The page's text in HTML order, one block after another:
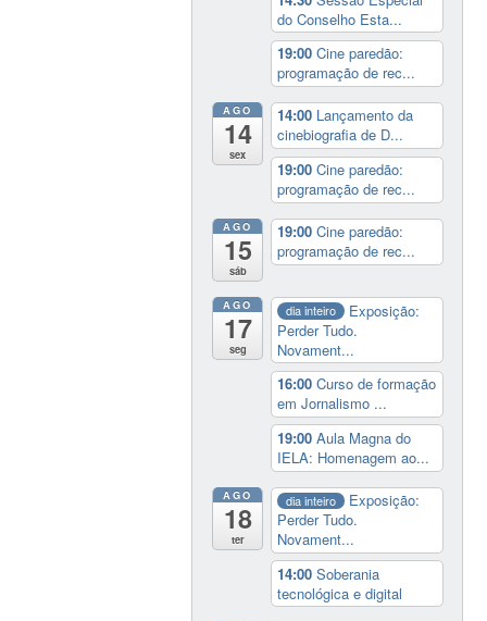
do Conselho Esta...
19:00Cine paredão:
programação de rec...
AGO
14
sex
14:00 Lançamento da
cinebiografia de D...
19:00Cine paredão:
programação de rec...
AGO
15
sáb
19:00Cine paredão:
programação de rec...
AGO
17
seg
dia inteiro
Exposição:
Perder Tudo.
Novament...
16:00Curso de formação
em Jornalismo ...
19:00Aula Magna do
IELA: Homenagem ao...
AGO
18
ter
dia inteiro
Exposição:
Perder Tudo.
Novament...
14:00Soberania
tecnológica e digital